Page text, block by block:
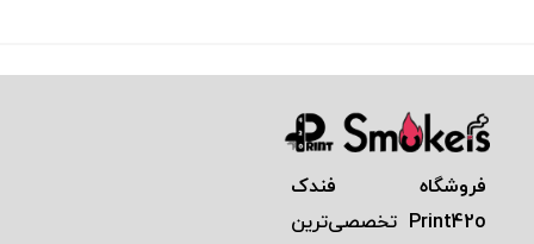
فروشگاه فندک
Print42o تخصصی‌ترين